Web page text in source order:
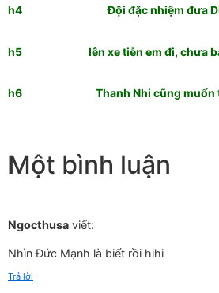
h4 Đội đặc nhiệm đưa DM
h5 lên xe tiễn em đi, chưa bao
h6 Thanh Nhi cũng muốn
Một bình luận
Ngocthusa viết:
Nhìn Đức Mạnh là biết rồi hihi
Trả lời